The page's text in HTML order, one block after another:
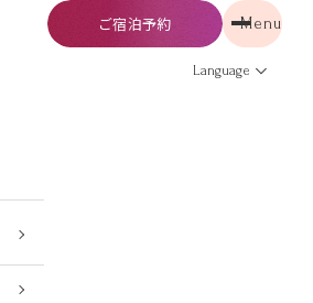
ご宿泊予約 Menu
Language